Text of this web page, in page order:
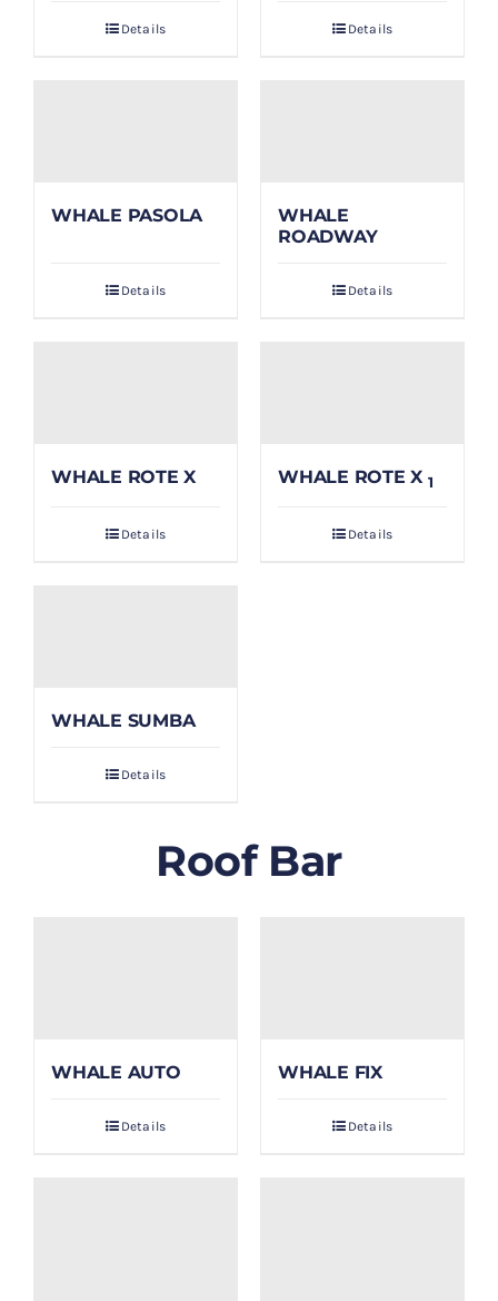
Details Details
WHALE PASOLA
Details
WHALE
ROADWAY
Details
WHALE ROTE X
Details
WHALE ROTE X 1
Details
WHALE SUMBA
Details
Roof Bar
WHALE AUTO
Details
WHALE FIX
Details